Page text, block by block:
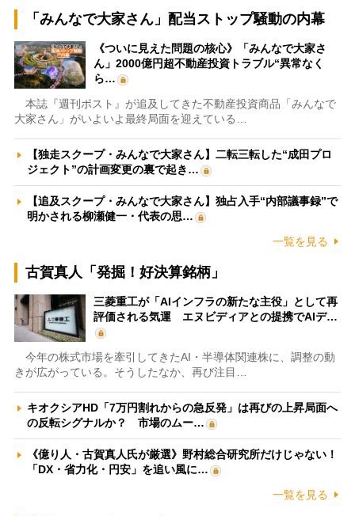
「みんなで大家さん」配当ストップ騒動の内幕
《ついに見えた問題の核心》「みんなで大家さ
ん」2000億円超不動産投資トラブル“異常なく
ら…
本誌『週刊ポスト』が追及してきた不動産投資商品「みんなで
大家さん」がいよいよ最終局面を迎えている…
【独走スクープ・みんなで大家さん】二転三転した“成田プロ
ジェクト”の計画変更の裏で起き…
【追及スクープ・みんなで大家さん】独占入手“内部議事録”で
明かされる柳瀬健一・代表の思…
一覧を見る
古賀真人「発掘！好決算銘柄」
三菱重工が「AIインフラの新たな主役」として再
評価される気運 エヌビディアとの提携でAIデ…
今年の株式市場を牽引してきたAI・半導体関連株に、調整の動
きが広がっている。そうしたなか、再び注目…
キオクシアHD「7万円割れからの急反発」は再びの上昇局面へ
の反転シグナルか？ 市場のムー…
《億り人・古賀真人氏が厳選》野村総合研究所だけじゃない！
「DX・省力化・円安」を追い風に…
一覧を見る